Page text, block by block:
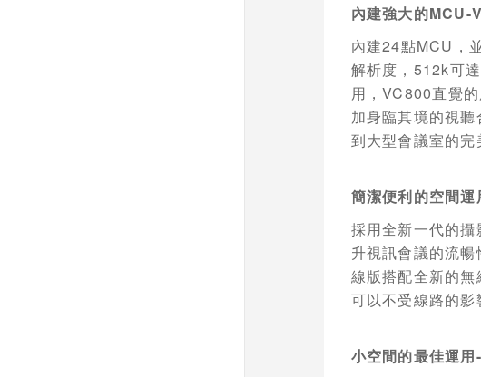
內建強大的MCU-
內建24點MCU ，
解析度， 512k可
用，VC800直覺
加身臨其境的視
到大型會議室的完
簡潔便利的空間運
採用全新一代的攝
升視訊會議的流
線版搭配全新的
可以不受線路的影
小空間的最佳運用